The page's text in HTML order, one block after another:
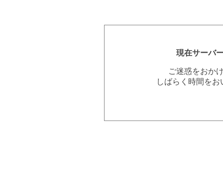
現在サーバ
ご迷惑をおか
しばらく時間を